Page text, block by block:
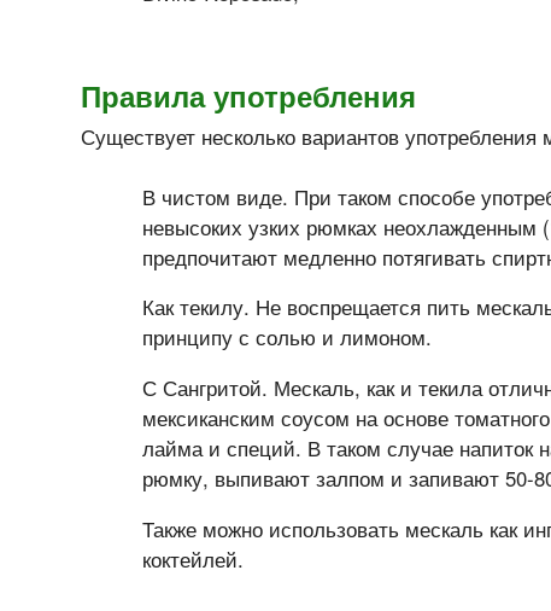
Правила употребления
Существует несколько вариантов употребления
В чистом виде. При таком способе
невысоких узких рюмках
предпочитают медленно потягивать
Как текилу. Не воспрещается пить
принципу с солью и лимоном.
С Сангритой. Мескаль, как и текила
мексиканским соусом на основе
лайма и специй. В таком случае напиток
рюмку, выпивают залпом и запивают 50-
Также можно использовать мескаль как
коктейлей.